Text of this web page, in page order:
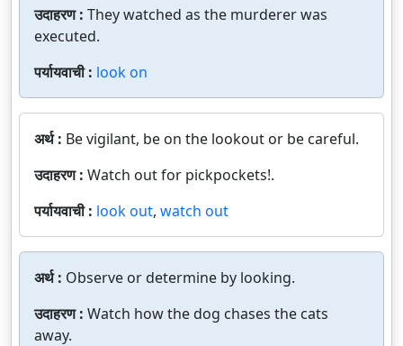
उदाहरण : They watched as the murderer was
executed.
पर्यायवाची : look on
अर्थ : Be vigilant, be on the lookout or be careful.
उदाहरण : Watch out for pickpockets!.
पर्यायवाची : look out, watch out
अर्थ : Observe or determine by looking.
उदाहरण : Watch how the dog chases the cats
away.